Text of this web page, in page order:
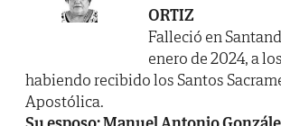
ORTIZ
Falleció en
enero de 2024, a
habiendo recibido los Santos
Apostólica.